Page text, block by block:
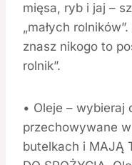
mięsa, ryb i jaj –
„małych
znasz nikogo to
rolnik”.
• Oleje – wybieraj
przechowywane
butelkach i MAJĄ